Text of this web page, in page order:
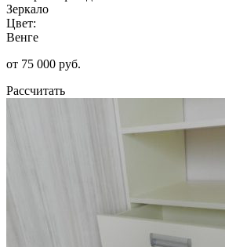
Зеркало
Цвет:
Венге
от 75 000 руб.
Рассчитать